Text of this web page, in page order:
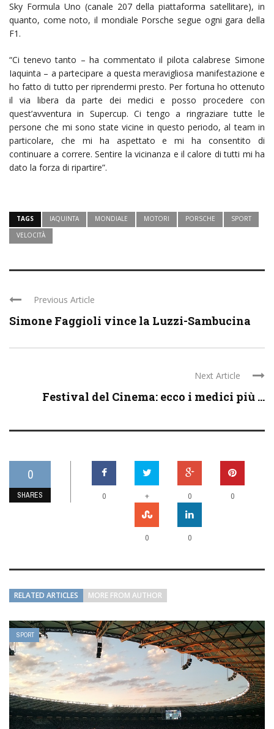
Sky Formula Uno (canale 207 della piattaforma satellitare), in
quanto, come noto, il mondiale Porsche segue ogni gara della
F1.
“Ci tenevo tanto – ha commentato il pilota calabrese Simone
Iaquinta – a partecipare a questa meravigliosa manifestazione e
ho fatto di tutto per riprendermi presto. Per fortuna ho ottenuto
il via libera da parte dei medici e posso procedere con
quest’avventura in Supercup. Ci tengo a ringraziare tutte le
persone che mi sono state vicine in questo periodo, al team in
particolare, che mi ha aspettato e mi ha consentito di
continuare a correre. Sentire la vicinanza e il calore di tutti mi ha
dato la forza di ripartire”.
TAGS IAQUINTA MONDIALE MOTORI PORSCHE
SPORT
VELOCITÀ
Previous Article
Simone Faggioli vince la Luzzi-Sambucina
Next Article
Festival del Cinema: ecco i medici più ...
0
SHARES 0 + 0 0
0 0
RELATED ARTICLES MORE FROM AUTHOR
SPORT